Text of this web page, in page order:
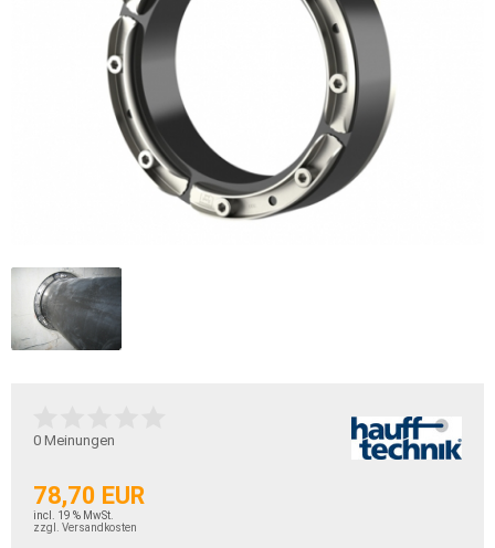
0 Meinungen
78,70 EUR
incl. 19 % MwSt.
zzgl. Versandkosten